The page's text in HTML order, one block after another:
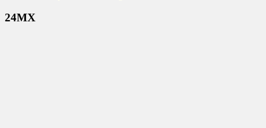
24MX